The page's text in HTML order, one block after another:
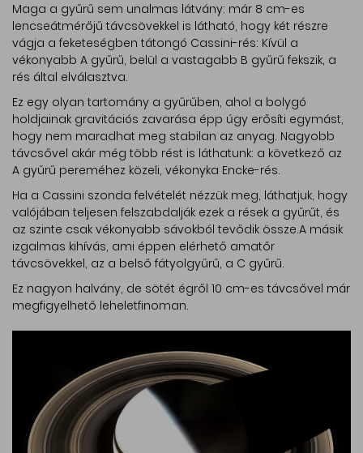
Maga a gyűrű sem unalmas látvány: már 8 cm-es
lencseátmérőjű távcsövekkel is látható, hogy két részre
vágja a feketeségben tátongó Cassini-rés: Kívül a
vékonyabb A gyűrű, belül a vastagabb B gyűrű fekszik, a
rés által elválasztva.
Ez egy olyan tartomány a gyűrűben, ahol a bolygó
holdjainak gravitációs zavarása épp úgy erősíti egymást,
hogy nem maradhat meg stabilan az anyag. Nagyobb
távcsővel akár még több rést is láthatunk: a következő az
A gyűrű pereméhez közeli, vékonyka Encke-rés.
Ha a Cassini szonda felvételét nézzük meg, láthatjuk, hogy
valójában teljesen felszabdalják ezek a rések a gyűrűt, és
az szinte csak vékonyabb sávokból tevődik össze.A másik
izgalmas kihívás, ami éppen elérhető amatőr
távcsövekkel, az a belső fátyolgyűrű, a C gyűrű.
Ez nagyon halvány, de sötét égről 10 cm-es távcsővel már
megfigyelhető leheletfinoman.